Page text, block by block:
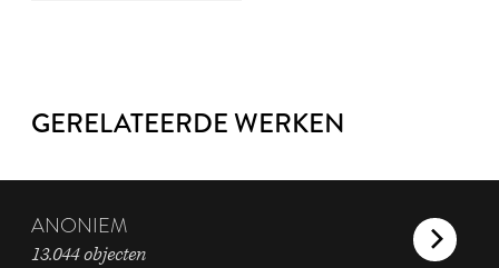
GERELATEERDE WERKEN
ANONIEM
13.044 objecten